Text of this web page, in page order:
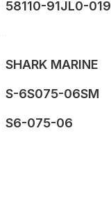
58110-91JL0-019
SHARK MARINE
S-6S075-06SM
S6-075-06